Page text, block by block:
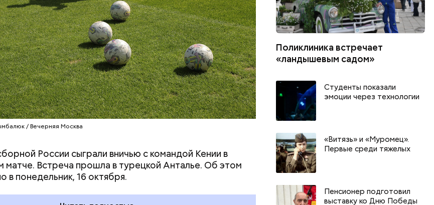
пьяного
и мире 5
День качания на качелях и
День шампанского: какие
праздники отмечают в России
и мире 4 августа
День арбуза и День поцелуев
с зеркалом: какие праздники
августа
отмечают в
/ Вечерняя Москва
России сыграли вничью с командой Кении в
матче. Встреча прошла в турецкой Анталье. Об этом
в понедельник, 16 октября.
Поликлиника встречает
«ландышевым садом»
Студенты показали
эмоции через технологии
«Витязь» и «Муромец».
Первые среди тяжелых
Пенсионер подготовил
выставку ко Дню Победы